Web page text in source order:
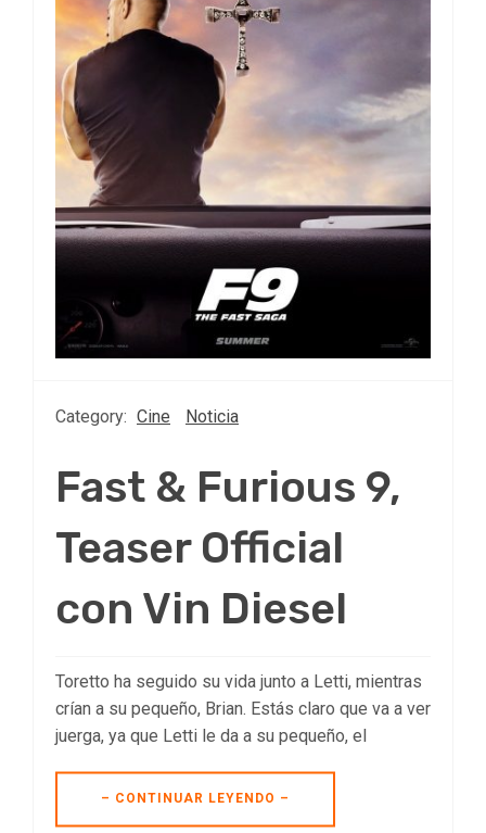
Category: Cine Noticia
Fast & Furious 9,
Teaser Official
con Vin Diesel
Toretto ha seguido su vida junto a Letti, mientras
crían a su pequeño, Brian. Estás claro que va a ver
juerga, ya que Letti le da a su pequeño, el
– CONTINUAR LEYENDO –